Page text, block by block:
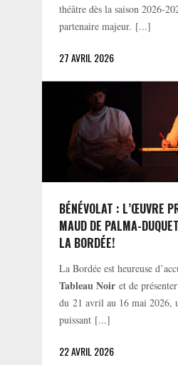
théâtre dès la saison 2026-
partenaire majeur. [...]
27 AVRIL 2026
BÉNÉVOLAT : L’ŒUVRE
MAUD DE PALMA-
LA BORDÉE!
La Bordée est heureuse
Tableau Noir et de
du 21 avril au 16 mai 2026,
puissant [...]
22 AVRIL 2026